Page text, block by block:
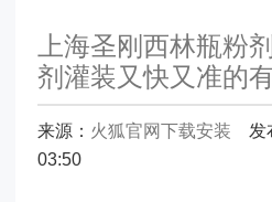
上海圣刚西林瓶粉
剂灌装又快又准的
来源： 火狐官网下载安装 发
03:50